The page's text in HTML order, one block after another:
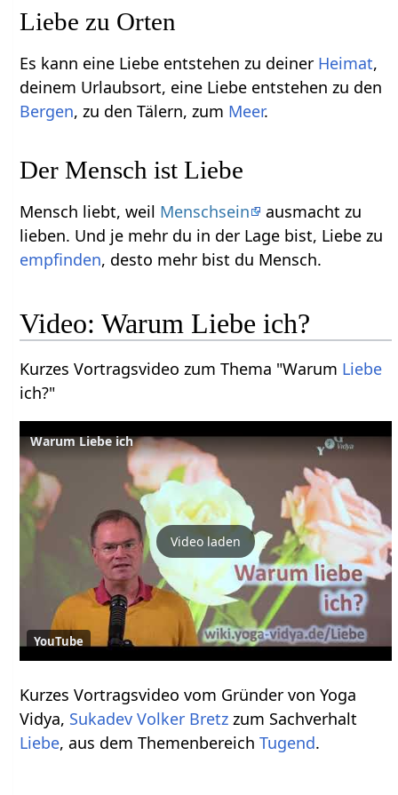
Liebe zu Orten
Es kann eine Liebe entstehen zu deiner Heimat,
deinem Urlaubsort, eine Liebe entstehen zu den
Bergen, zu den Tälern, zum Meer.
Der Mensch ist Liebe
Mensch liebt, weil Menschsein
ausmacht zu
lieben. Und je mehr du in der Lage bist, Liebe zu
empfinden, desto mehr bist du Mensch.
Video: Warum Liebe ich?
Kurzes Vortragsvideo zum Thema "Warum Liebe
ich?"
Warum Liebe ich
Video laden
YouTube
Kurzes Vortragsvideo vom Gründer von Yoga
Vidya, Sukadev Volker Bretz zum Sachverhalt
Liebe, aus dem ThemenbereichTugend.